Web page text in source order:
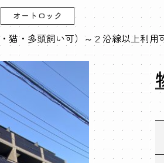
オートロック
猫・多頭飼い可）～２沿線以上利用